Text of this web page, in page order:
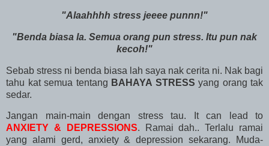
"Alaahhhh stress jeeee punnn!"
"Benda biasa la. Semua orang pun stress. Itu pun nak
kecoh!"
Sebab stress ni benda biasa lah saya nak cerita ni. Nak bagi
tahu kat semua tentang BAHAYA STRESS yang orang tak
sedar.
Jangan main-main dengan stress tau. It can lead to
ANXIETY & DEPRESSIONS. Ramai dah.. Terlalu ramai
yang alami gerd, anxiety & depression sekarang. Muda-